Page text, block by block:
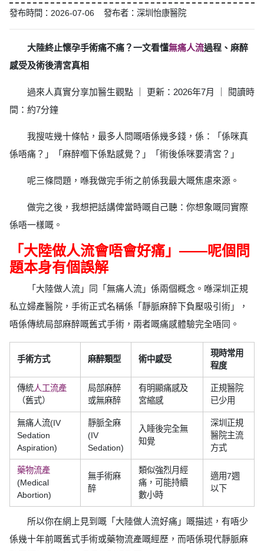
發布時間：2026-07-06 發布者：深圳怡康醫院
大陸終止懷孕手術痛不痛？一文看懂無痛人流過程、麻醉
感受及術後清宮真相
過來人真實分享加醫生觀點 ｜ 更新：2026年7月 ｜ 閱讀時
間：約7分鐘
我搜咗幾十條帖，最多人問嘅唔係幾多錢，係：「係咪真
係唔痛？」「麻醉嗰下係點感覺？」「術後係咪要清宮？」
呢三條問題，喺我做完手術之前係我最大嘅焦慮來源。
做完之後，我想把話講俾當時嘅自己聽：你想象嘅同實際
係唔一樣嘅。
「大陸做人流會唔會好痛」——呢個問
題本身有個誤解
「大陸做人流」同「無痛人流」係兩個概念。喺深圳正規
私立婦產醫院，手術正式名稱係「靜脈麻醉下負壓吸引術」，
唔係傳統局部麻醉嘅舊式手術，兩者嘅痛感體驗完全唔同。
手術方式 麻醉類型 術中感受
現時常用
程度
傳統人工流產
（舊式）
局部麻醉
或無麻醉
有明顯痛感及
宮縮感
正規醫院
已少用
無痛人流(IV
Sedation
Aspiration)
靜脈全麻
(IV
Sedation)
入睡後完全無
知覺
深圳正規
醫院主流
方式
藥物流產
(Medical
Abortion)
無手術麻
醉
類似強烈月經
痛，可能持續
數小時
適用7週
以下
所以你在網上見到嘅「大陸做人流好痛」嘅描述，有唔少
係幾十年前嘅舊式手術或藥物流產嘅經歷，而唔係現代靜脈麻